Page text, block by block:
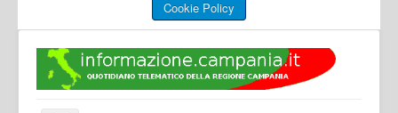
Cookie Policy